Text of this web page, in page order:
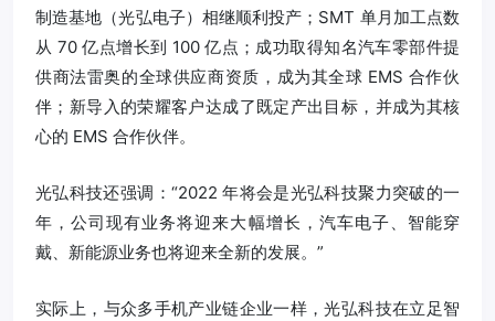
制造基地（光弘电子）相继顺利投产；SMT 单月加工点数
从 70 亿点增长到 100 亿点；成功取得知名汽车零部件提
供商法雷奥的全球供应商资质，成为其全球 EMS 合作伙
伴；新导入的荣耀客户达成了既定产出目标，并成为其核
心的 EMS 合作伙伴。
光弘科技还强调：“2022 年将会是光弘科技聚力突破的一
年，公司现有业务将迎来大幅增长，汽车电子、智能穿
戴、新能源业务也将迎来全新的发展。”
实际上，与众多手机产业链企业一样，光弘科技在立足智